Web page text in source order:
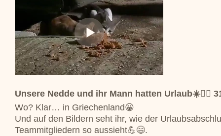
Unsere Nedde und ihr Mann hatten Urlaub☀️🚣‍♀️
Wo? Klar… in Griechenland😀
Und auf den Bildern seht ihr, wie der
Teammitgliedern so aussieht💪😄.